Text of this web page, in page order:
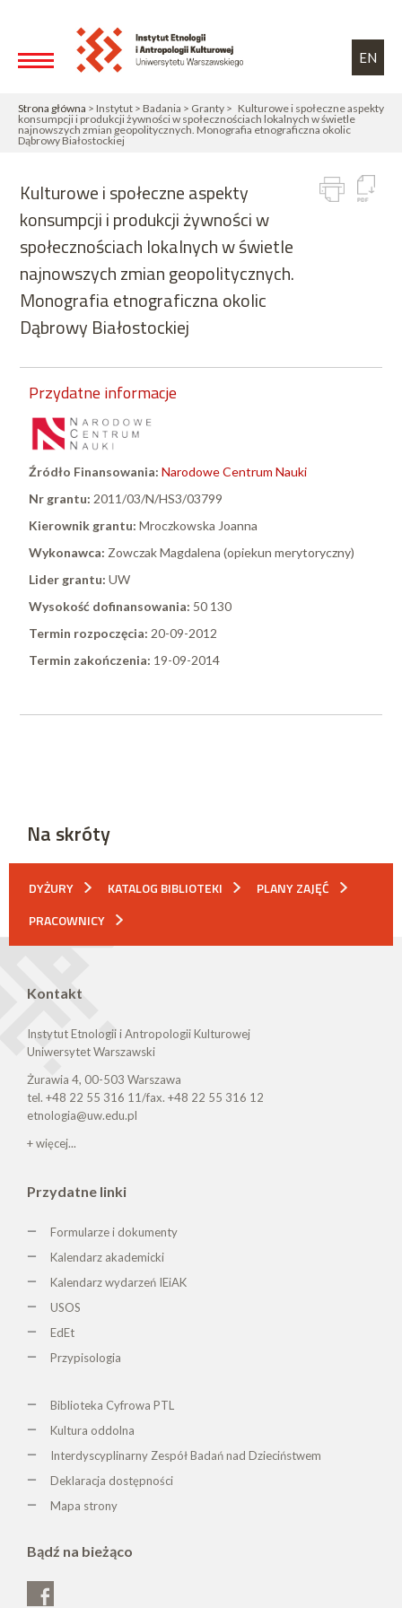
EN
Strona główna > Instytut > Badania > Granty > Kulturowe i społeczne aspekty
konsumpcji i produkcji żywności w społecznościach lokalnych w świetle
najnowszych zmian geopolitycznych. Monografia etnograficzna okolic
Dąbrowy Białostockiej
Kulturowe i społeczne aspekty
konsumpcji i produkcji żywności w
społecznościach lokalnych w świetle
najnowszych zmian geopolitycznych.
Monografia etnograficzna okolic
Dąbrowy Białostockiej
Przydatne informacje
Źródło Finansowania: Narodowe Centrum Nauki
Nr grantu: 2011/03/N/HS3/03799
Kierownik grantu: Mroczkowska Joanna
Wykonawca: Zowczak Magdalena (opiekun merytoryczny)
Lider grantu: UW
Wysokość dofinansowania: 50 130
Termin rozpoczęcia: 20-09-2012
Termin zakończenia: 19-09-2014
Na skróty
DYŻURY KATALOG BIBLIOTEKI
PLANY ZAJĘĆ
PRACOWNICY
Kontakt
Instytut Etnologii i Antropologii Kulturowej
Uniwersytet Warszawski
Żurawia 4, 00-503 Warszawa
tel. +48 22 55 316 11/fax. +48 22 55 316 12
etnologia@uw.edu.pl
+ więcej...
Przydatne linki
Formularze i dokumenty
Kalendarz akademicki
Kalendarz wydarzeń IEiAK
USOS
EdEt
Przypisologia
Biblioteka Cyfrowa PTL
Kultura oddolna
Interdyscyplinarny Zespół Badań nad Dzieciństwem
Deklaracja dostępności
Mapa strony
Bądź na bieżąco